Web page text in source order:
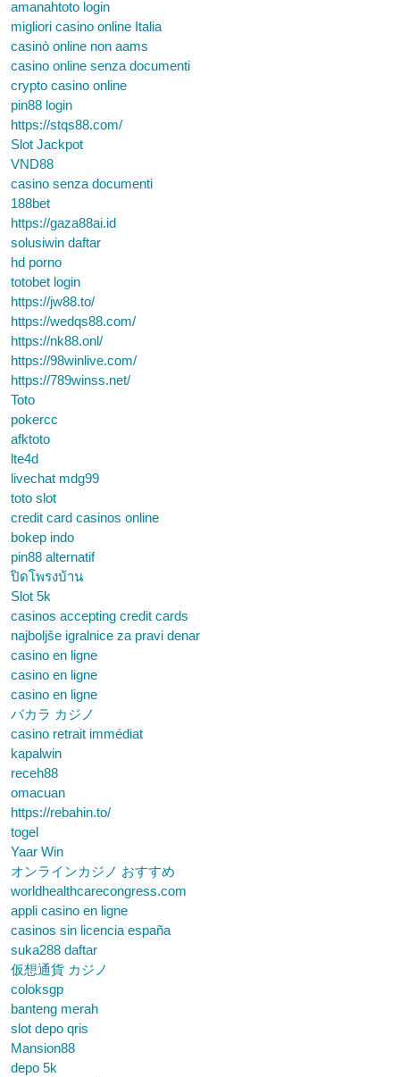
amanahtoto login
migliori casino online Italia
casinò online non aams
casino online senza documenti
crypto casino online
pin88 login
https://stqs88.com/
Slot Jackpot
VND88
casino senza documenti
188bet
https://gaza88ai.id
solusiwin daftar
hd porno
totobet login
https://jw88.to/
https://wedqs88.com/
https://nk88.onl/
https://98winlive.com/
https://789winss.net/
Toto
pokercc
afktoto
lte4d
livechat mdg99
toto slot
credit card casinos online
bokep indo
pin88 alternatif
ปิดโพรงบ้าน
Slot 5k
casinos accepting credit cards
najboljše igralnice za pravi denar
casino en ligne
casino en ligne
casino en ligne
バカラ カジノ
casino retrait immédiat
kapalwin
receh88
omacuan
https://rebahin.to/
togel
Yaar Win
オンラインカジノ おすすめ
worldhealthcarecongress.com
appli casino en ligne
casinos sin licencia españa
suka288 daftar
仮想通貨 カジノ
coloksgp
banteng merah
slot depo qris
Mansion88
depo 5k